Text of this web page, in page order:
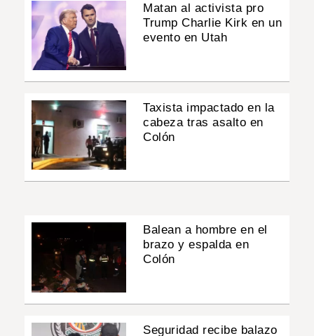
Matan al activista pro
Trump Charlie Kirk en un
evento en Utah
Taxista impactado en la
cabeza tras asalto en
Colón
Balean a hombre en el
brazo y espalda en
Colón
Seguridad recibe balazo